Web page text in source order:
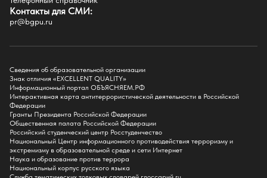
Факультет иностранных языков
Факультет педагогики и психологии
Факультет физической культуры и спорта
Подготовительное отделение для иностранных граждан
Поступление
Приемная комиссия
Поступай в БГПУ
Специальности и направления
Списки поступающих
Приказы о зачислении
Полезные материалы
Общежитие
Информация о целевом обучении
Обркредит в СПО
Контакты для СМИ:
pr@bgpu.ru
Сведения об образовательной организации
Знак отличия «EXCELLENT QUALITY»
Информационный портал ОБЪЯСНЯЕМ.РФ
Интерактивная карта антитеррористической деятельности в Российской
Федерации
Гранты Президента Российской Федерации
Общественная палата Российской Федерации
Российский студенческий центр Росстуденчество
Национальный Центр информационного противодействия терроризму и
экстремизму в образовательной среде и сети Интернет
Наука и образование против террора
Национальный корпус русского языка